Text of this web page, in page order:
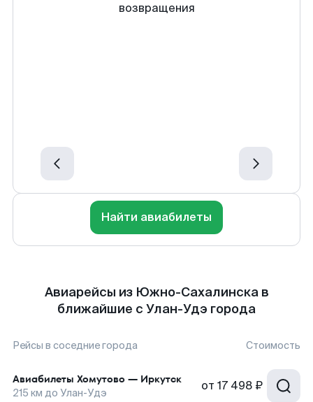
возвращения
Найти авиабилеты
Авиарейсы из Южно-Сахалинска в
ближайшие с Улан-Удэ города
Рейсы в соседние города Стоимость
Авиабилеты Хомутово — Иркутск
215 км до Улан-Удэ от 17 498 ₽